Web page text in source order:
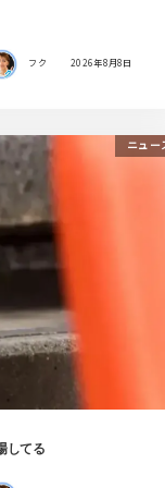
フク 2026年8月8日
ニュー
してる